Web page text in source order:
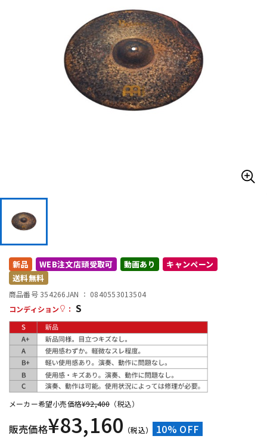
キーボード 電子ピアノ
その他楽器
配信/ライブ機器 楽器アクセサリ
中古
新品 WEB注文店頭受取可 動画あり
キャンペーン
送料無料
商品番号 354266JAN ： 0840553013504
コンディション
： S
メーカー希望小売価格¥92,400 （税込）
販売価格¥83,160 （税込） 10% OFF